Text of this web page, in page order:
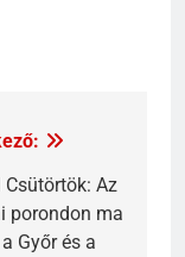
Csütörtök: Az
porondon ma
Győr és a